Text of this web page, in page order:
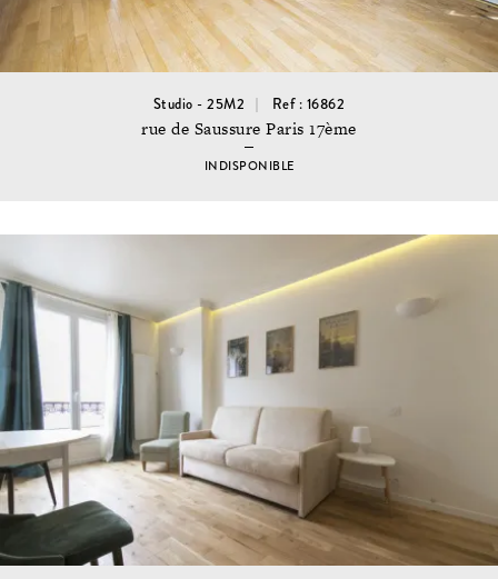
Studio - 25M2 Ref : 16862
rue de Saussure Paris 17ème
INDISPONIBLE